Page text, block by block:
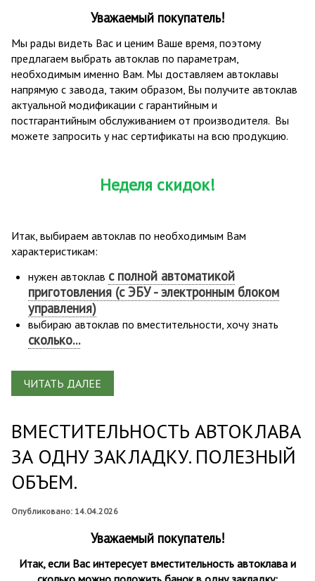
Уважаемый покупатель!
Мы рады видеть Вас и ценим Ваше время, поэтому
предлагаем выбрать автоклав по параметрам,
необходимым именно Вам. Мы доставляем автоклавы
напрямую с завода, таким образом, Вы получите автоклав
актуальной модификации с гарантийным и
постгарантийным обслуживанием от производителя. Вы
можете запросить у нас сертификаты на всю продукцию.
Неделя скидок!
Итак, выбираем автоклав по необходимым Вам
характеристикам:
нужен автоклав с полной автоматикой
приготовления (с ЭБУ - электронным блоком
управления)
выбираю автоклав по вместительности, хочу знать
сколько...
ЧИТАТЬ ДАЛЕЕ
ВМЕСТИТЕЛЬНОСТЬ АВТОКЛАВА
ЗА ОДНУ ЗАКЛАДКУ. ПОЛЕЗНЫЙ
ОБЪЕМ.
Опубликовано: 14.04.2026
Уважаемый покупатель!
Итак, если Вас интересует вместительность автоклава и